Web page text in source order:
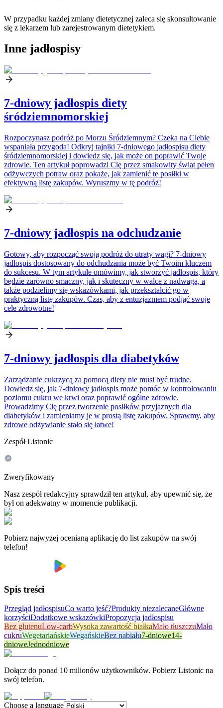
W przypadku każdej zmiany dietetycznej zaleca się skonsultowanie
się z lekarzem lub zarejestrowanym dietetykiem.
Inne jadłospisy
7-dniowy jadłospis diety
śródziemnomorskiej
Rozpoczynasz podróż po Morzu Śródziemnym? Czeka na Ciebie
wspaniała przygoda! Odkryj tajniki 7-dniowego jadłospisu diety
śródziemnomorskiej i dowiedz się, jak może on poprawić Twoje
zdrowie. Ten artykuł poprowadzi Cię przez smakowity świat pełen
odżywczych potraw oraz pokaże, jak zamienić te posiłki w
efektywną listę zakupów. Wyruszmy w tę podróż!
7-dniowy jadłospis na odchudzanie
Gotowy, aby rozpocząć swoją podróż do utraty wagi? 7-dniowy
jadłospis dostosowany do odchudzania może być Twoim kluczem
do sukcesu. W tym artykule omówimy, jak stworzyć jadłospis, który
będzie zarówno smaczny, jak i skuteczny w walce z nadwagą, a
także podzielimy się wskazówkami, jak przekształcić go w
praktyczną listę zakupów. Czas, aby z entuzjazmem podjąć swoje
cele zdrowotne!
7-dniowy jadłospis dla diabetyków
Zarządzanie cukrzycą za pomocą diety nie musi być trudne.
Dowiedz się, jak 7-dniowy jadłospis może pomóc w kontrolowaniu
poziomu cukru we krwi oraz poprawić ogólne zdrowie.
Prowadzimy Cię przez tworzenie posiłków przyjaznych dla
diabetyków i zamieniamy je w prostą listę zakupów. Sprawmy, aby
zdrowe odżywianie stało się łatwe!
Zespół Listonic
Zweryfikowany
Nasz zespół redakcyjny sprawdził ten artykuł, aby upewnić się, że
był on adekwatny w momencie publikacji.
Pobierz najwyżej ocenianą aplikację do list zakupów na swój
telefon!
Spis treści
Przegląd jadłospisuCo warto jeść?Produkty niezalecaneGłówne
korzyściDodatkowe wskazówkiPropozycja jadłospisu
Bez glutenuLow-carbWysoka zawartość białkaMało tłuszczuMało
cukruWegetariańskieWegańskieBez nabiału7-dniowe14-
dnioweJednodniowe
Dołącz do ponad 10 milionów użytkowników. Pobierz Listonic na
swój telefon.
Choose a language